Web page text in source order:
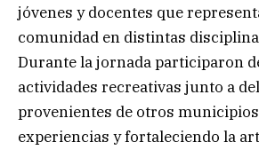
jóvenes y docentes que
comunidad en distintas
Durante la jornada participaron
actividades recreativas junto a
provenientes de otros
experiencias y fortaleciendo la